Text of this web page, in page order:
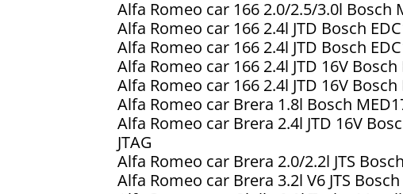
Alfa Romeo car 166 2.0/2.5/3.0l Bosch
Alfa Romeo car 166 2.4l JTD Bosch
Alfa Romeo car 166 2.4l JTD Bosch
Alfa Romeo car 166 2.4l JTD 16V Bosch
Alfa Romeo car 166 2.4l JTD 16V
Alfa Romeo car Brera 1.8l Bosch
Alfa Romeo car Brera 2.4l JTD 16V
JTAG
Alfa Romeo car Brera 2.0/2.2l JTS
Alfa Romeo car Brera 3.2l V6 JTS